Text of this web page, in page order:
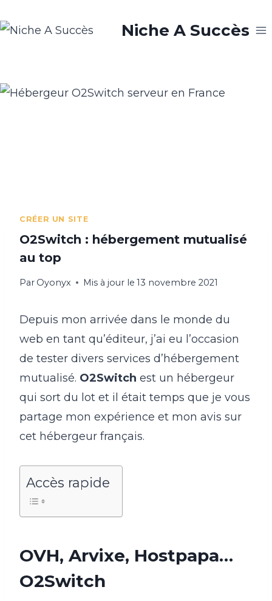
au
Niche A Succès
CRÉER UN SITE
O2Switch : hébergement mutualisé
au top
Par Oyonyx Mis à jour le 13 novembre 2021
Depuis mon arrivée dans le monde du
web en tant qu’éditeur, j’ai eu l’occasion
de tester divers services d’hébergement
mutualisé. O2Switch est un hébergeur
qui sort du lot et il était temps que je vous
partage mon expérience et mon avis sur
cet hébergeur français.
Accès rapide
OVH, Arvixe, Hostpapa…
O2Switch